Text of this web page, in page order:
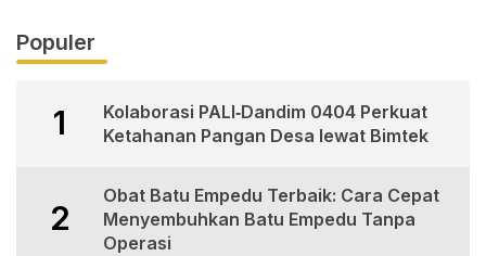
Populer
1
Kolaborasi PALI‑Dandim 0404 Perkuat
Ketahanan Pangan Desa lewat Bimtek
2
Obat Batu Empedu Terbaik: Cara Cepat
Menyembuhkan Batu Empedu Tanpa
Operasi